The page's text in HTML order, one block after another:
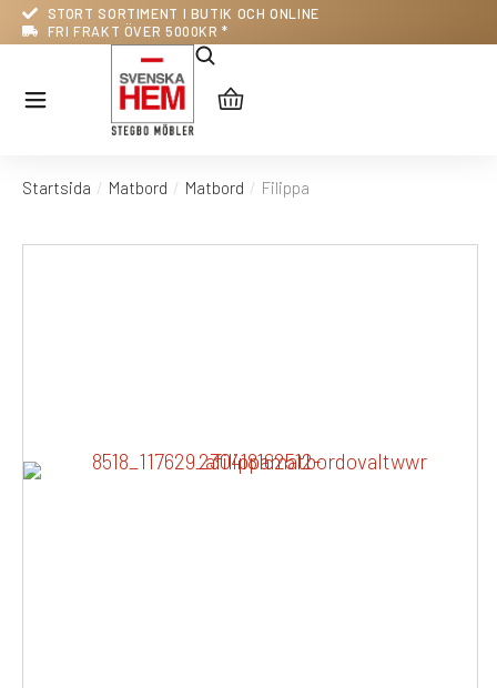
STORT SORTIMENT I BUTIK OCH ONLINE
FRI FRAKT ÖVER 5000KR *
Du är här:
Startsida Matbord Matbord Filippa